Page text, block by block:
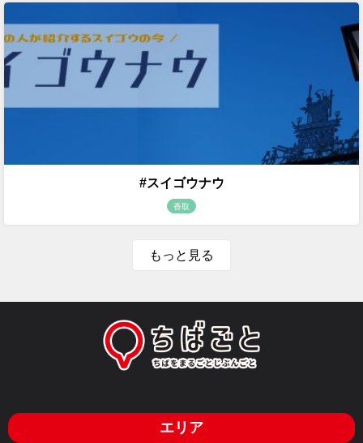
#スイゴウナウ
香取
もっと見る
エリア